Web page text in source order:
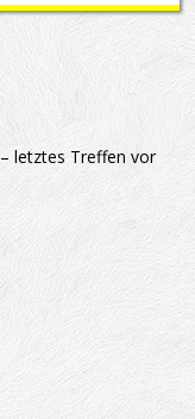
letztes Treffen vor